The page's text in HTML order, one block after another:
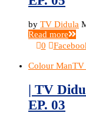
by TV Didula
Read more
0
Colour ManTV
| TV
EP. 03